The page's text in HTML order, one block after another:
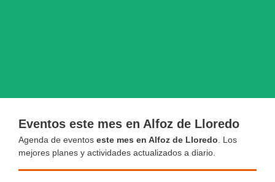
Eventos este mes en Alfoz de Lloredo
Agenda de eventos este mes en Alfoz de Lloredo . Los
mejores planes y actividades actualizados a diario.